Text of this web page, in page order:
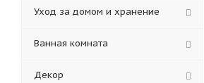
Уход за домом и хранение
Ванная комната
Декор